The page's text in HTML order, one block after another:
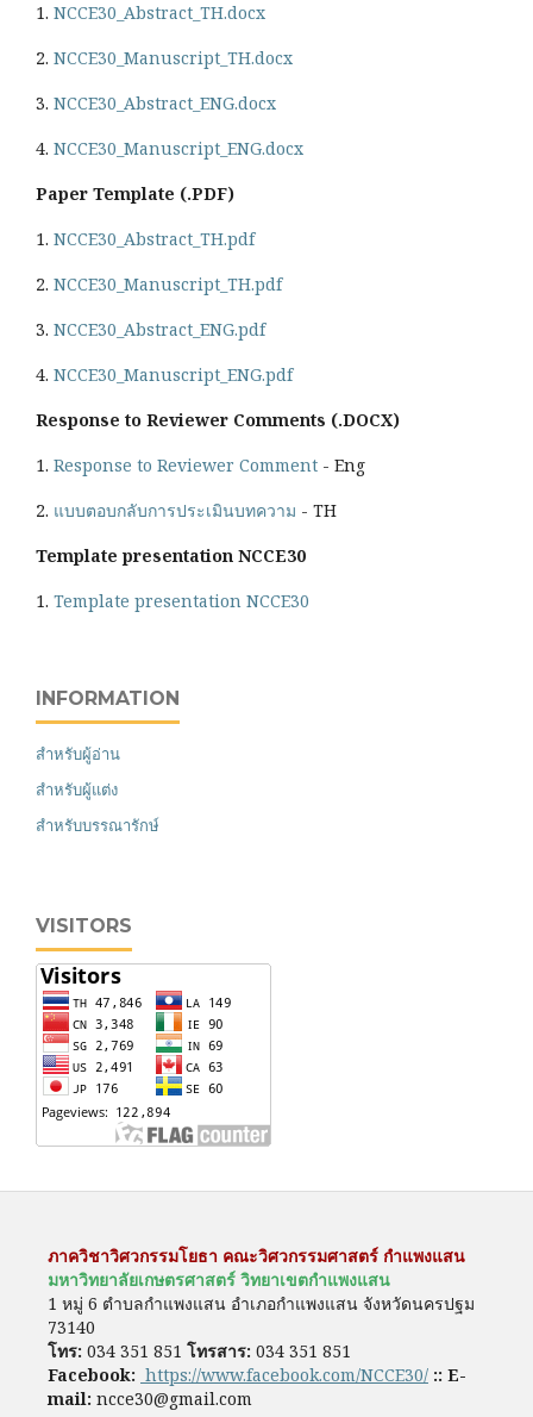
1. NCCE30_Abstract_TH.docx
2. NCCE30_Manuscript_TH.docx
3. NCCE30_Abstract_ENG.docx
4. NCCE30_Manuscript_ENG.docx
Paper Template (.PDF)
1. NCCE30_Abstract_TH.pdf
2. NCCE30_Manuscript_TH.pdf
3. NCCE30_Abstract_ENG.pdf
4. NCCE30_Manuscript_ENG.pdf
Response to Reviewer Comments (.DOCX)
1. Response to Reviewer Comment - Eng
2. แบบตอบกลับการประเมินบทความ - TH
Template presentation NCCE30
1. Template presentation NCCE30
INFORMATION
สำหรับผู้อ่าน
สำหรับผู้แต่ง
สำหรับบรรณารักษ์
VISITORS
ภาควิชาวิศวกรรมโยธา คณะวิศวกรรมศาสตร์ กำแพงแสน
มหาวิทยาลัยเกษตรศาสตร์ วิทยาเขตกำแพงแสน
1 หมู่ 6 ตำบลกำแพงแสน อำเภอกำแพงแสน จังหวัดนครปฐม
73140
โทร: 034 351 851 โทรสาร: 034 351 851
Facebook: https://www.facebook.com/NCCE30/ :: E-
mail: ncce30@gmail.com